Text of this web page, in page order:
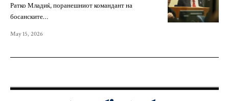
Ратко Младиќ, поранешниот командант на
босанските…
May 15, 2026